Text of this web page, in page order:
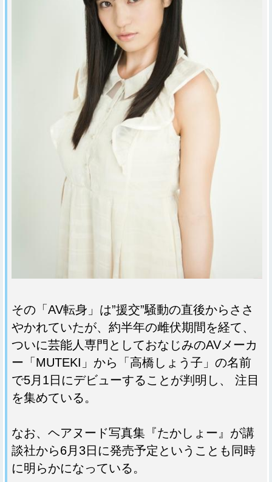
その「AV転身」は”援交”騒動の直後からささ
やかれていたが、約半年の雌伏期間を経て、
ついに芸能人専門としておなじみのAVメーカ
ー「MUTEKI」から「高橋しょう子」の名前
で5月1日にデビューすることが判明し、 注目
を集めている。
なお、ヘアヌード写真集『たかしょー』が講
談社から6月3日に発売予定ということも同時
に明らかになっている。